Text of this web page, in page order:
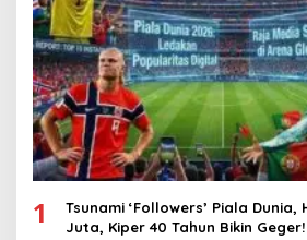
1
Tsunami ‘Followers’ Piala Dunia,
Juta, Kiper 40 Tahun Bikin Geger!